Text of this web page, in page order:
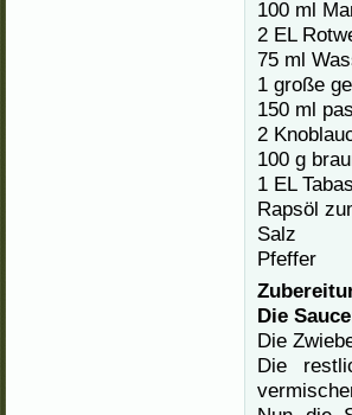
100 ml
2 EL
75 ml
1 große
150 ml
2
100 g
1 EL
Rapsöl
Salz
Pfeffer
Die
Die
Die